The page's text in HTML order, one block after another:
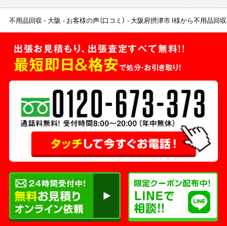
不用品回収 大阪 お客様の声（口コミ） 大阪府摂津市 I様から不用品回
出張お見積もり、出張査定すべて無料!!
最短即日＆格安で処分・お引き取り！